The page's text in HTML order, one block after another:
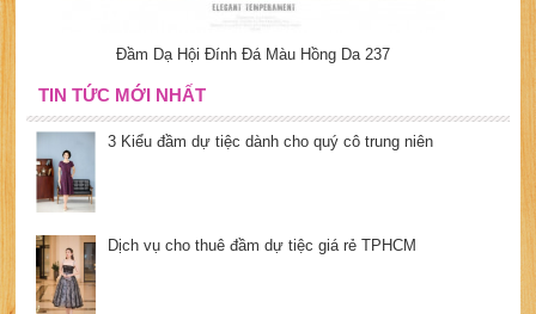
Đầm Dạ Hội Đính Đá Màu Hồng Da 237
TIN TỨC MỚI NHẤT
3 Kiểu đầm dự tiệc dành cho quý cô trung niên
Dịch vụ cho thuê đầm dự tiệc giá rẻ TPHCM